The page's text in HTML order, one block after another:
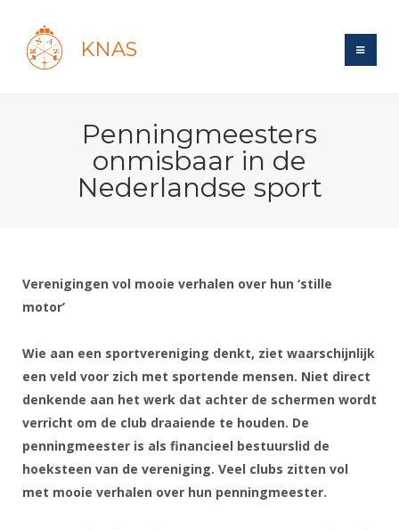
KNAS
Recent posts
Forums
Maandelijks archief
Evenement
Website
Gebruiksvoorwaarden
Handleiding
Reglementen
Sponsors en Partners
Organisatie
Bestuur
Commissies
Schermen
Recreatiesport
Veteranen
Wedstrijdsport
Ranglijsten
Inschrijven
Reglementen
Nieuws
Oranje
DBT
SBT
Talentontwikkeling
Voor de jeugd
Ouders en vereniging
Jeugdkampen
Brassardsysteem
Voor coaches en leraren
Forums
Schermforum
Nieuws
Contact
NK organiseren
Penningmeesters
onmisbaar in de
Nederlandse sport
Verenigingen vol mooie verhalen over hun ‘stille
motor’
Wie aan een sportvereniging denkt, ziet waarschijnlijk
een veld voor zich met sportende mensen. Niet direct
denkende aan het werk dat achter de schermen wordt
verricht om de club draaiende te houden. De
penningmeester is als financieel bestuurslid de
hoeksteen van de vereniging. Veel clubs zitten vol
met mooie verhalen over hun penningmeester.